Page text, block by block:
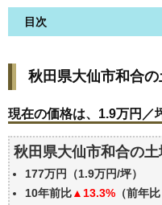
目次
現在の価格は、1.9
価格を詳細に分析し
秋田県大仙市和合の
公示地価はいくら
エリアの将来性を人
秋田県大仙市和合
現在の価格は、1.9万円／
秋田県大仙市和合の
177万円（1.9万円/坪）
10年前比▲13.3% （前年比